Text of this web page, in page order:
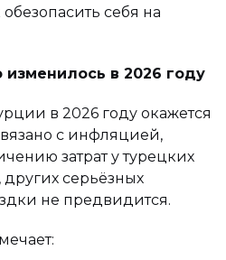
себя на
в 2026 году
в 2026 году окажется
с инфляцией,
затрат у турецких
серьёзных
не предвидится.